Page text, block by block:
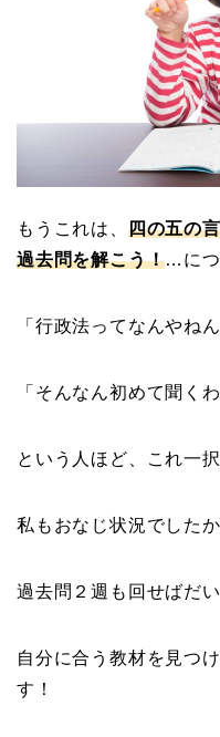
もうこれは、 四の五の
過去問を解こう！…につ
「行政法ってなんやねん
「そんなん初めて聞くわ
という 人ほど、これ一択
私もおなじ状況でしたか
過去問２週も回せばだ
自分に合う教材を見つ
す！